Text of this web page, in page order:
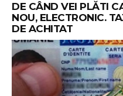
DE CÂND VEI PLĂTI
NOU, ELECTRONIC.
DE ACHITAT